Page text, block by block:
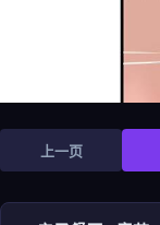
上一页